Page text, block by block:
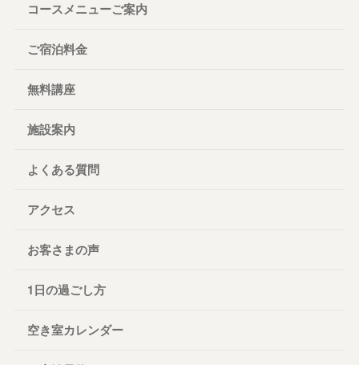
コースメニューご案内
ご宿泊料金
無料講座
施設案内
よくある質問
アクセス
お客さまの声
1日の過ごし方
空き室カレンダー